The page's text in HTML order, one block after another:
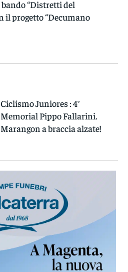
“Distretti del
il progetto “Decumano
Ciclismo Juniores : 4°
Memorial Pippo Fallarini.
Marangon a braccia alzate!